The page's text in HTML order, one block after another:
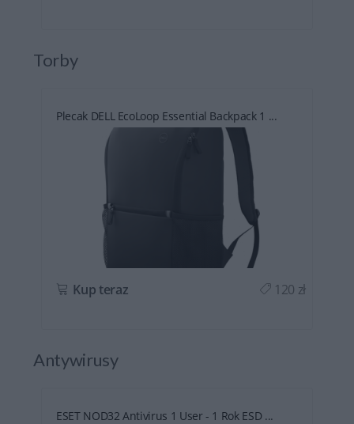
Torby
Plecak DELL EcoLoop Essential Backpack 1 ...
Kup teraz 120 zł
Antywirusy
ESET NOD32 Antivirus 1 User - 1 Rok ESD ...